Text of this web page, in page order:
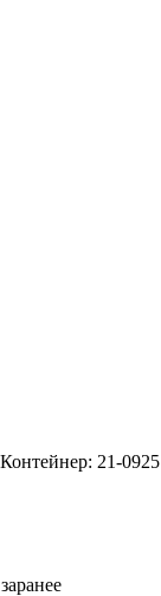
21-0925